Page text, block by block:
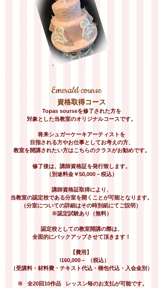
Emerald course
資格取得コース
Topas sourseを修了された方を
対象とした当教室のオリジナルコースです。
将来シュガーケーキアーティストを
目指される方やお仕事としてお考えの方、
教室を開講されたい方はこちらのクラスがお勧めです。
修了後は、講師資格証を発行致します。
（別途料金￥50,000－税込）
講師資格証取得により、
当教室の認定校である分室を開くことが可能となります。
（分室についての詳細はその時別紙にてご説明）
※認定試験あり（無料）
認定校としての教室開講の際は、
全面的にバックアップさせて頂きます！
【費用】
\160,000－ （税込）
（受講料・材料費・テキスト代込・梱包代込・入会金別）
※ 全20回10作品 レッスン毎のお支払が可能です。